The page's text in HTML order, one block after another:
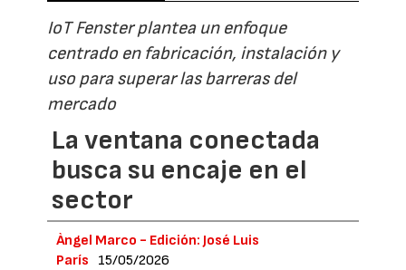
IoT Fenster plantea un enfoque
centrado en fabricación, instalación y
uso para superar las barreras del
mercado
La ventana conectada
busca su encaje en el
sector
Àngel Marco - Edición: José Luis
París
15/05/2026